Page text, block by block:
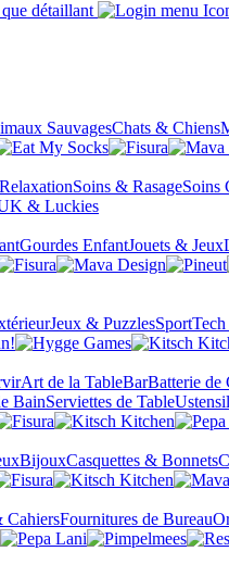
détaillant
SauvagesChats & Chiens
RelaxationSoins & RasageSoins
Gourdes EnfantJouets & Jeux
Jeux & PuzzlesSport
Art de la TableBarBatterie de
BainServiettes de Table
BijouxCasquettes & Bonnets
CahiersFournitures de Bureau